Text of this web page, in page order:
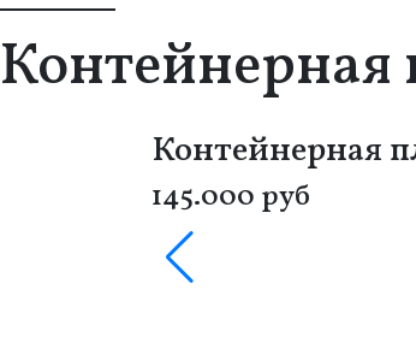
Контейнерная
Контейнерная
145.000 руб